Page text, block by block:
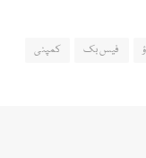
فیس بک کمپنی